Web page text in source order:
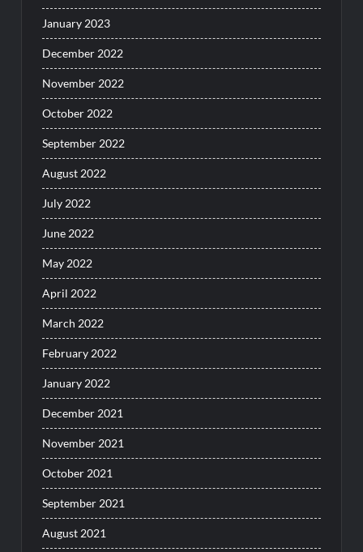
January 2023
December 2022
November 2022
October 2022
September 2022
August 2022
July 2022
June 2022
May 2022
April 2022
March 2022
February 2022
January 2022
December 2021
November 2021
October 2021
September 2021
August 2021